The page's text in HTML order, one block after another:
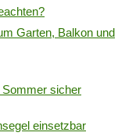
Garten, Balkon und
Sommer sicher
einsetzbar